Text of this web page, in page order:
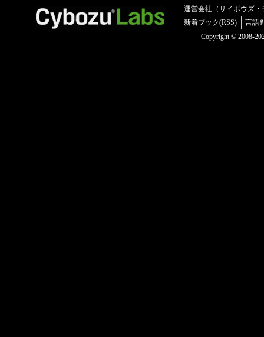
運営会社（サイボウズ・
新着ブック(RSS)
言語
Copyright © 2008-